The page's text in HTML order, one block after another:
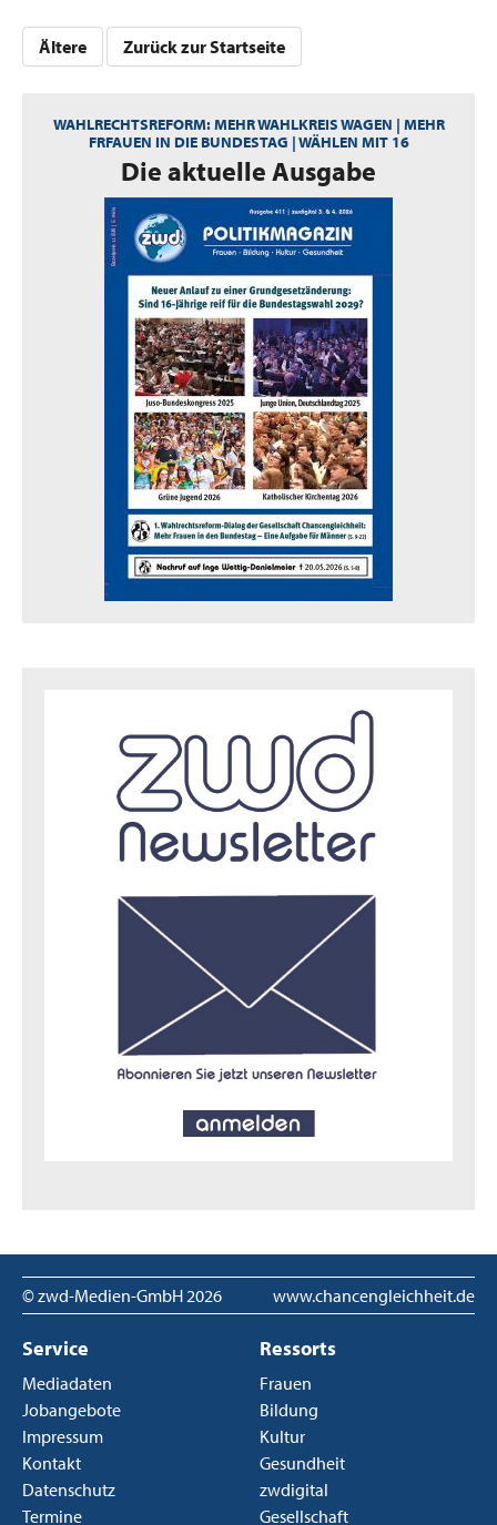
Ältere Zurück zur Startseite
WAHLRECHTSREFORM: MEHR WAHLKREIS WAGEN | MEHR
FRFAUEN IN DIE BUNDESTAG | WÄHLEN MIT 16
:Die aktuelle Ausgabe
© zwd-Medien-GmbH2026 www.chancengleichheit.de
Service
Mediadaten
Jobangebote
Impressum
Kontakt
Datenschutz
Termine
Ressorts
Frauen
Bildung
Kultur
Gesundheit
zwdigital
Gesellschaft